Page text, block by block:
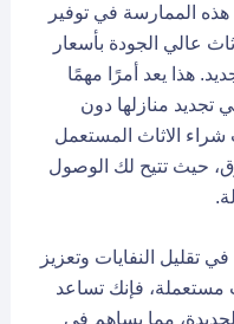
هذه الممارسة في توفير
عالي الجودة بأسعار
هذا يعد أمرًا مهمًا
منازلها دون
الاثاث المستعمل
حيث تتيح لك الوصول
تقليل النفايات وتعزيز
مستعملة، فإنك تساعد
مما يساهم في